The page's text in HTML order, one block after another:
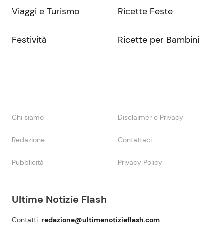
Ultime Notizie Flash
Contatti: redazione@ultimenotizieflash.com
Viaggi e Turismo
Festività
Ricette Feste
Ricette per Bambini
Chi siamo Disclaimer e Privacy
Redazione Contattaci
Pubblicità Privacy Policy